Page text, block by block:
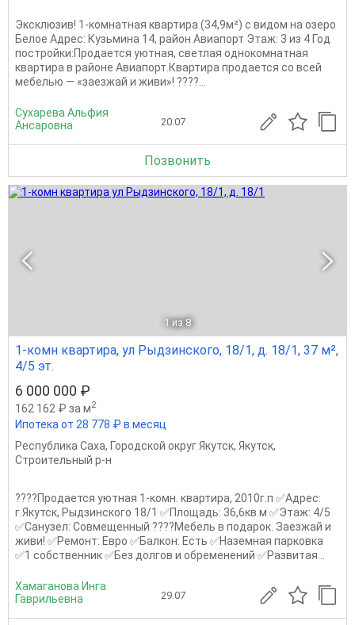
Эксклюзив! 1-комнатная квартира (34,9м²) с видом на озеро
Белое Адрес: Кузьмина 14, район Авиапорт Этаж: 3 из 4 Год
постройки:Продается уютная, светлая однокомнатная
квартира в районе Авиапорт.Квартира продается со всей
мебелью — «заезжай и живи»! ????...
Сухарева Альфия
Ансаровна
20.07
Позвонить
1 из 8
1-комн квартира, ул Рыдзинского, 18/1, д. 18/1, 37 м²,
4/5 эт.
6 000 000 ₽
162 162 ₽ за м2
Ипотека от 28 778 ₽ в месяц
Республика Саха, Городской округ Якутск, Якутск,
Строительный р-н
????Продается уютная 1-комн. квартира, 2010г.п ✅Адрес:
г.Якутск, Рыдзинского 18/1 ✅Площадь: 36,6кв.м ✅Этаж: 4/5
✅Санузел: Совмещенный ????Мебель в подарок. Заезжай и
живи! ✅Ремонт: Евро ✅Балкон: Есть ✅Наземная парковка
✅1 собственник ✅Без долгов и обременений ✅Развитая...
Хамаганова Инга
Гаврильевна
29.07